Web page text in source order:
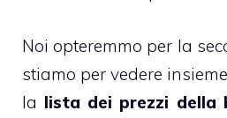
Noi opteremmo per la
stiamo per vedere
la lista dei prezzi della